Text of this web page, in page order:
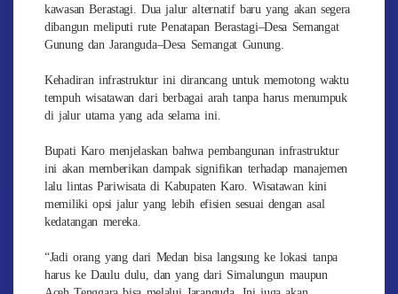
kawasan Berastagi. Dua jalur alternatif baru yang akan segera
dibangun meliputi rute Penatapan Berastagi–Desa Semangat
Gunung dan Jaranguda–Desa Semangat Gunung.
Kehadiran infrastruktur ini dirancang untuk memotong waktu
tempuh wisatawan dari berbagai arah tanpa harus menumpuk
di jalur utama yang ada selama ini.
Bupati Karo menjelaskan bahwa pembangunan infrastruktur
ini akan memberikan dampak signifikan terhadap manajemen
lalu lintas Pariwisata di Kabupaten Karo. Wisatawan kini
memiliki opsi jalur yang lebih efisien sesuai dengan asal
kedatangan mereka.
“Jadi orang yang dari Medan bisa langsung ke lokasi tanpa
harus ke Daulu dulu, dan yang dari Simalungun maupun